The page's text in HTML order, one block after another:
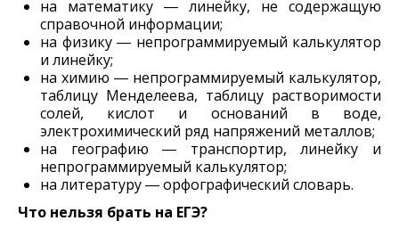
на математику ― линейку, не содержащую
справочной информации;
на физику ― непрограммируемый калькулятор
и линейку;
на химию ― непрограммируемый калькулятор,
таблицу Менделеева, таблицу растворимости
солей, кислот и оснований в воде,
электрохимический ряд напряжений металлов;
на географию ― транспортир, линейку и
непрограммируемый калькулятор;
на литературу ― орфографический словарь.
Что нельзя брать на ЕГЭ?